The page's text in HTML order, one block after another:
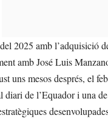
2025 amb
amb José Luis
uns mesos després, el
de l’Equador i una